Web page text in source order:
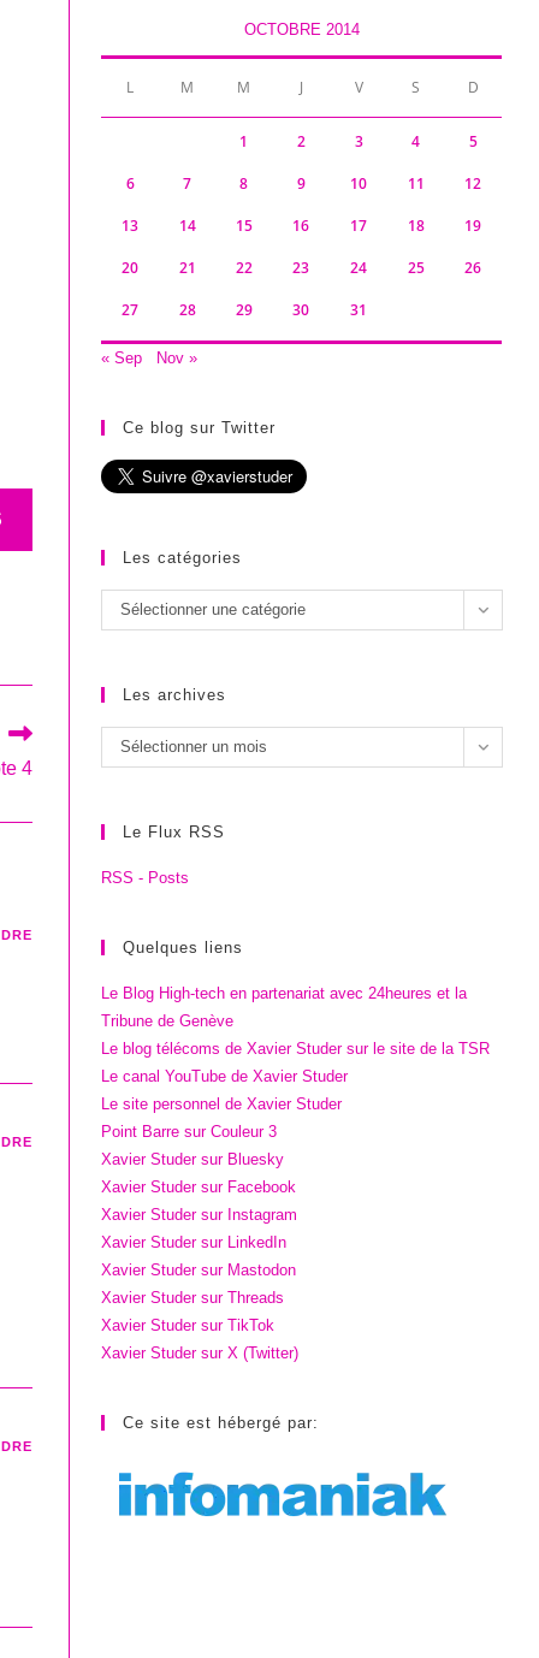
4
OCTOBRE 2014
L M M J V S D
1 2 3 4 5
6 7 8 9 10 11 12
13 14 15 16 17 18 19
20 21 22 23 24 25 26
27 28 29 30 31
« Sep Nov »
Ce blog sur Twitter
Les catégories
Les
catégories
Sélectionner une catégorie
Les archives
Les
archives
Sélectionner un mois
Le Flux RSS
RSS - Posts
Quelques liens
Le Blog High-tech en partenariat avec 24heures et la
Tribune de Genève
Le blog télécoms de Xavier Studer sur le site de la TSR
Le canal YouTube de Xavier Studer
Le site personnel de Xavier Studer
Point Barre sur Couleur 3
Xavier Studer sur Bluesky
Xavier Studer sur Facebook
Xavier Studer sur Instagram
Xavier Studer sur LinkedIn
Xavier Studer sur Mastodon
Xavier Studer sur Threads
Xavier Studer sur TikTok
Xavier Studer sur X (Twitter)
Ce site est hébergé par: